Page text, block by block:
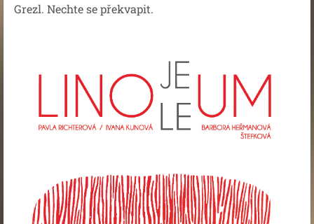
Grezl. Nechte se překvapit.